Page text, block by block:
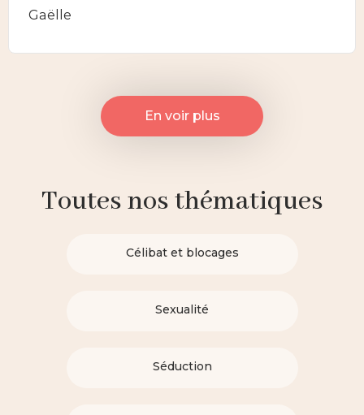
Gaëlle
En voir plus
Toutes nos thématiques
Célibat et blocages
Sexualité
Séduction